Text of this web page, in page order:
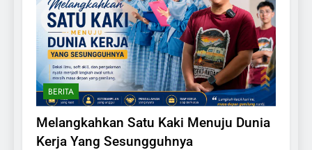
BERITA
Melangkahkan Satu Kaki Menuju Dunia
Kerja Yang Sesungguhnya